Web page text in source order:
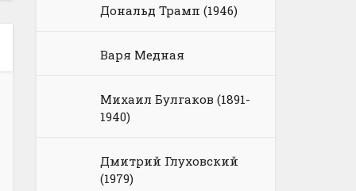
Дональд Трамп (1946)
Варя Медная
Михаил Булгаков (1891-
1940)
Дмитрий Глуховский
(1979)